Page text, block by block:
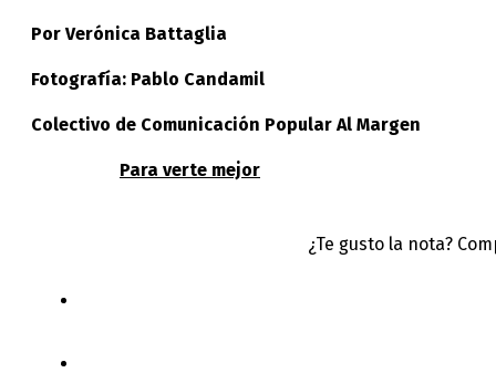
Por Verónica Battaglia
Fotografía: Pablo Candamil
Colectivo de Comunicación Popular Al Margen
Para verte mejor
¿Te gusto la nota?